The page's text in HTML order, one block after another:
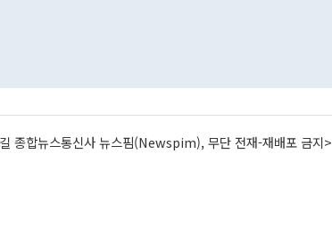
종합뉴스통신사 뉴스핌(Newspim), 무단 전재-재배포 금지>